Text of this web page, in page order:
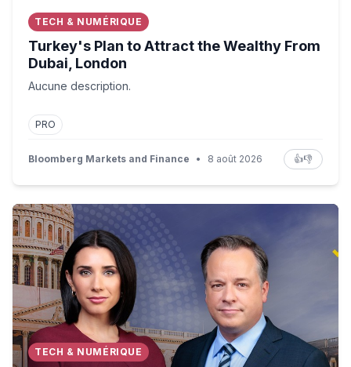
TECH & NUMÉRIQUE
Turkey's Plan to Attract the Wealthy From
Dubai, London
Aucune description.
PRO
Bloomberg Markets and Finance • 8 août 2026 👍👎
Senate Delays Clarity Act Vote Until After August
TECH & NUMÉRIQUE